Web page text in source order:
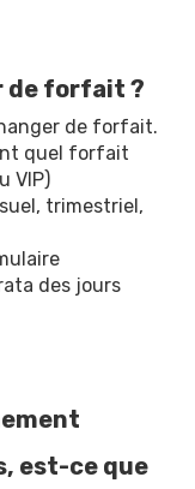
de forfait ?
de forfait.
quel forfait
VIP)
trimestriel,
des jours
est-ce que